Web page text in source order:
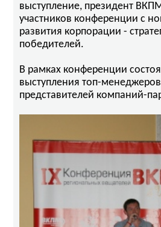
выступление, президент
участников конференции с
развития корпорации -
победителей.
В рамках конференции
выступления топ-
представителей компаний-